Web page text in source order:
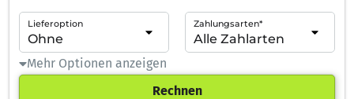
Lieferoption Zahlungsarten*
Mehr Optionen anzeigen
Rechnen